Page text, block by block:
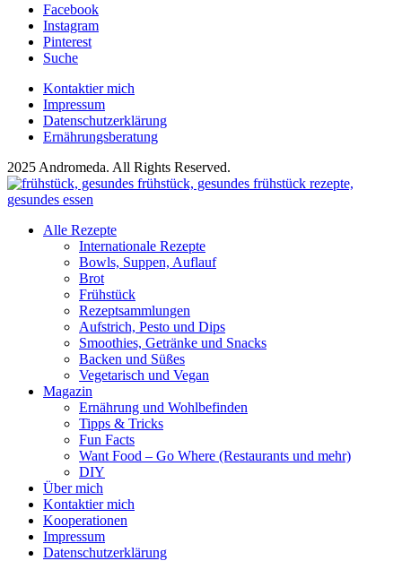
Facebook
Instagram
Pinterest
Suche
Kontaktier mich
Impressum
Datenschutzerklärung
Ernährungsberatung
2025 Andromeda. All Rights Reserved.
Alle Rezepte
Internationale Rezepte
Bowls, Suppen, Auflauf
Brot
Frühstück
Rezeptsammlungen
Aufstrich, Pesto und Dips
Smoothies, Getränke und Snacks
Backen und Süßes
Vegetarisch und Vegan
Magazin
Ernährung und Wohlbefinden
Tipps & Tricks
Fun Facts
Want Food – Go Where (Restaurants und mehr)
DIY
Über mich
Kontaktier mich
Kooperationen
Impressum
Datenschutzerklärung